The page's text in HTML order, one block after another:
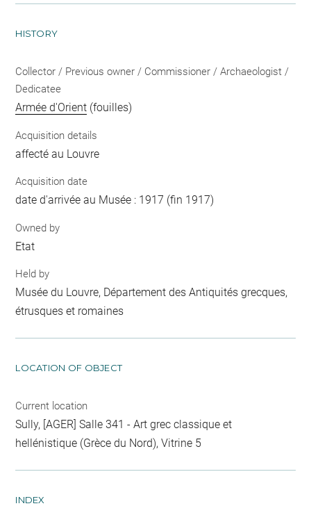
HISTORY
Collector / Previous owner / Commissioner / Archaeologist /
Dedicatee
Armée d'Orient (fouilles)
Acquisition details
affecté au Louvre
Acquisition date
date d'arrivée au Musée : 1917 (fin 1917)
Owned by
Etat
Held by
Musée du Louvre, Département des Antiquités grecques,
étrusques et romaines
LOCATION OF OBJECT
Current location
Sully, [AGER] Salle 341 - Art grec classique et
hellénistique (Grèce du Nord), Vitrine 5
INDEX